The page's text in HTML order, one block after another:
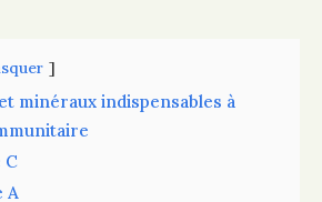
minéraux indispensables à
C
A